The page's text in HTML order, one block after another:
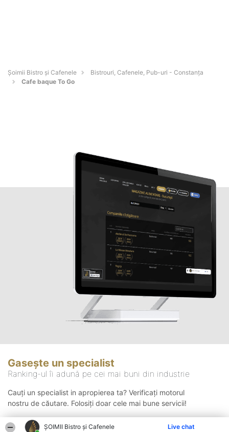
ȘOIMII Bistro și Cafenele Live chat
Șoimii Bistro și Cafenele
Bistrouri, Cafenele, Pub-uri - Constanţa
Cafe baque To Go
Gasește un specialist
Ranking-ul îi adună pe cei mai buni din industrie
Cauți un specialist in apropierea ta? Verificați motorul
nostru de căutare. Folosiți doar cele mai bune servicii!